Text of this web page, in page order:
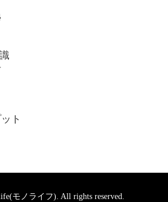
ト
モノライフ). All rights reserved.